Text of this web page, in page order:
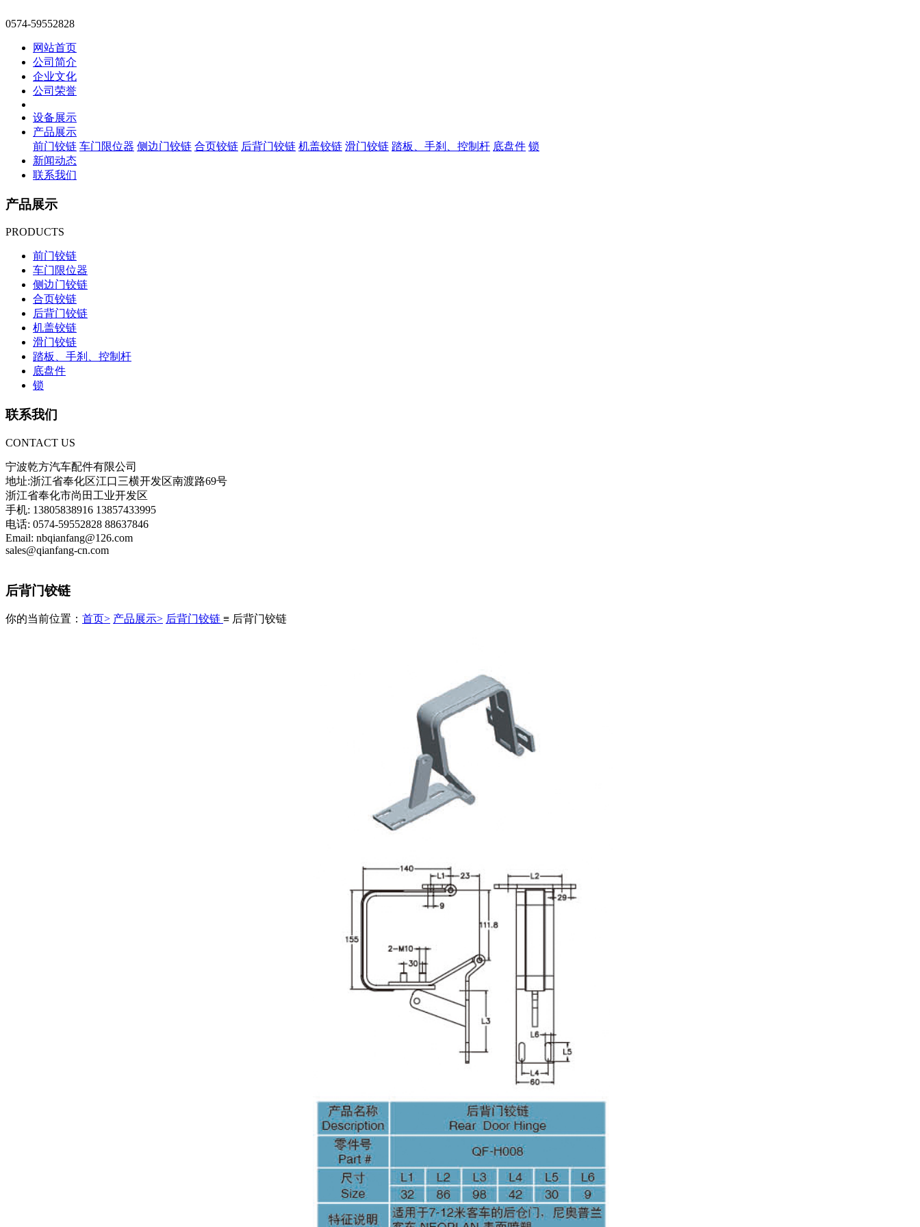
0574-59552828
网站首页
公司简介
企业文化
公司荣誉
设备展示
产品展示
前门铰链 车门限位器 侧边门铰链 合页铰链 后背门铰链 机盖铰链 滑门铰链 踏板、手刹、控制杆 底盘件 锁
新闻动态
联系我们
产品展示
PRODUCTS
前门铰链
车门限位器
侧边门铰链
合页铰链
后背门铰链
机盖铰链
滑门铰链
踏板、手刹、控制杆
底盘件
锁
联系我们
CONTACT US
宁波乾方汽车配件有限公司
地址:浙江省奉化区江口三横开发区南渡路69号
浙江省奉化市尚田工业开发区
手机: 13805838916 13857433995
电话: 0574-59552828 88637846
Email: nbqianfang@126.com
sales@qianfang-cn.com
后背门铰链
你的当前位置： 首页> 产品展示> 后背门铰链 ≡ 后背门铰链